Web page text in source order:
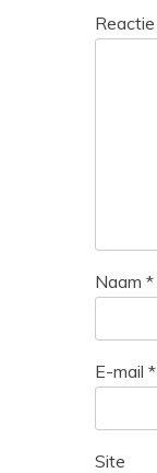
Reactie
Naam *
E-mail *
Site